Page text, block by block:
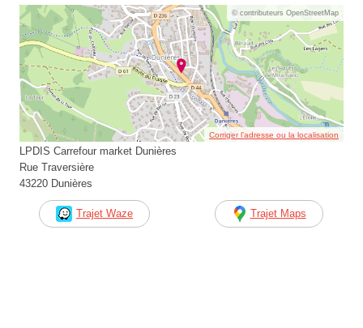
© contributeurs OpenStreetMap
Corriger l’adresse ou la localisation
LPDIS Carrefour market Dunières
Rue Traversière
43220 Dunières
Trajet Waze Trajet Maps